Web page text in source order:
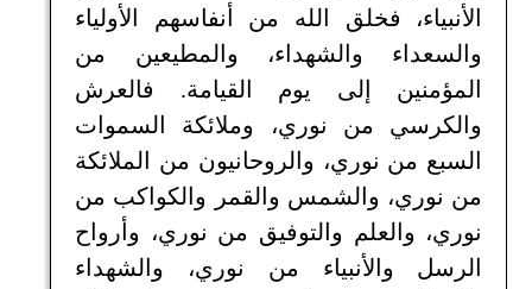
الأنبياء، فخلق الله من أنفاسهم الأولياء
والسعداء والشهداء، والمطيعين من
المؤمنين إلى يوم القيامة. فالعرش
والكرسي من نوري، وملائكة السموات
السبع من نوري، والروحانيون من الملائكة
من نوري، والشمس والقمر والكواكب من
نوري، والعلم والتوفيق من نوري، وأرواح
الرسل والأنبياء من نوري، والشهداء